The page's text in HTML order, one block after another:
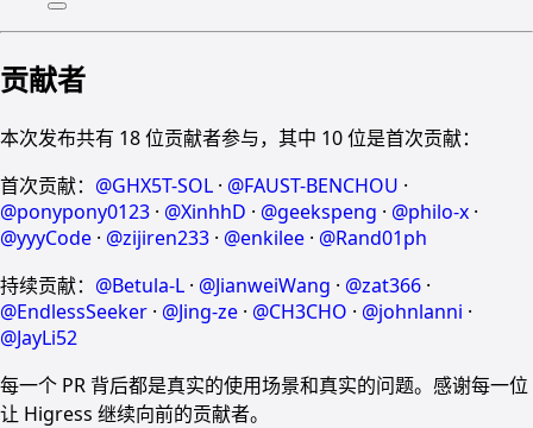
贡献者
本次发布共有 18 位贡献者参与，其中 10 位是首次贡献：
首次贡献： @GHX5T-SOL · @FAUST-BENCHOU ·
@ponypony0123 · @XinhhD · @geekspeng · @philo-x ·
@yyyCode · @zijiren233 · @enkilee · @Rand01ph
持续贡献： @Betula-L · @JianweiWang · @zat366 ·
@EndlessSeeker · @Jing-ze · @CH3CHO · @johnlanni ·
@JayLi52
每一个 PR 背后都是真实的使用场景和真实的问题。感谢每一位
让 Higress 继续向前的贡献者。